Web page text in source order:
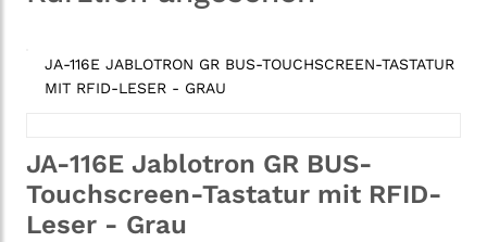
JA-116E JABLOTRON GR BUS-TOUCHSCREEN-TASTATUR
MIT RFID-LESER - GRAU
JA-116E Jablotron GR BUS-
Touchscreen-Tastatur mit RFID-
Leser - Grau